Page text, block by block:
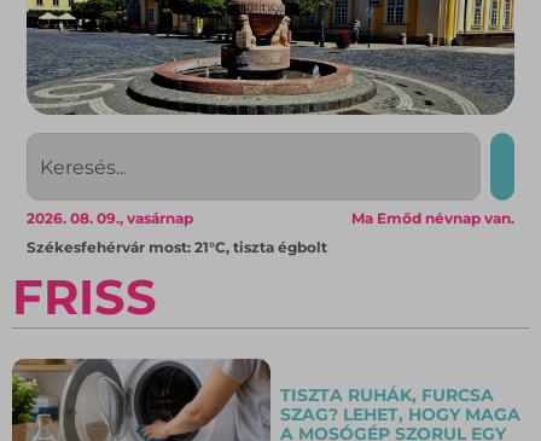
Ma Emőd névnap van.
2026. 08. 09., vasárnap
Székesfehérvár most: 21°C, tiszta égbolt
FRISS
TISZTA RUHÁK, FURCSA
SZAG? LEHET, HOGY MAGA
A MOSÓGÉP SZORUL EGY